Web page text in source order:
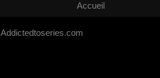
Accueil
Addictedtoseries.com